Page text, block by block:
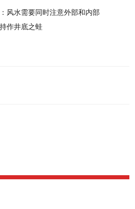
风水需要同时注意外部和内部
作井底之蛙